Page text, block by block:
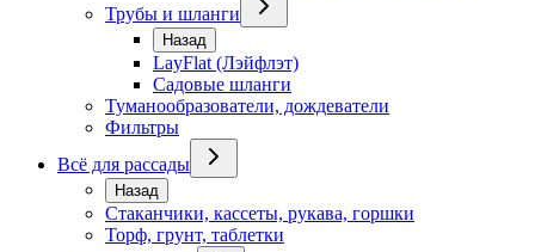
Трубы и шланги
Назад
LayFlat (Лэйфлэт)
Садовые шланги
Туманообразователи, дождеватели
Фильтры
Всё для рассады
Назад
Стаканчики, кассеты, рукава, горшки
Торф, грунт, таблетки